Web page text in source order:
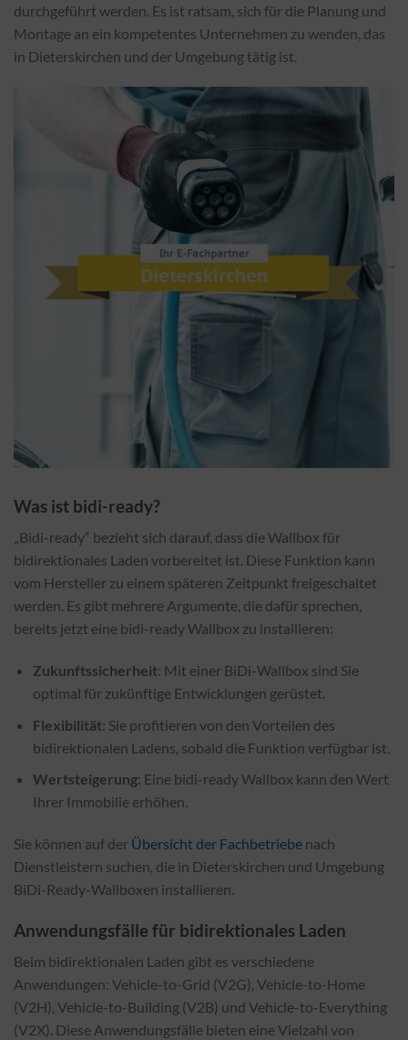
durchgeführt werden. Es ist ratsam, sich für die Planung und
Montage an ein kompetentes Unternehmen zu wenden, das
in Dieterskirchen und der Umgebung tätig ist.
Was ist bidi-ready?
„Bidi-ready“ bezieht sich darauf, dass die Wallbox für
bidirektionales Laden vorbereitet ist. Diese Funktion kann
vom Hersteller zu einem späteren Zeitpunkt freigeschaltet
werden. Es gibt mehrere Argumente, die dafür sprechen,
bereits jetzt eine bidi-ready Wallbox zu installieren:
Zukunftssicherheit: Mit einer BiDi-Wallbox sind Sie
optimal für zukünftige Entwicklungen gerüstet.
Flexibilität: Sie profitieren von den Vorteilen des
bidirektionalen Ladens, sobald die Funktion verfügbar ist.
Wertsteigerung: Eine bidi-ready Wallbox kann den Wert
Ihrer Immobilie erhöhen.
Sie können auf der Übersicht der Fachbetriebe nach
Dienstleistern suchen, die in Dieterskirchen und Umgebung
BiDi-Ready-Wallboxen installieren.
Anwendungsfälle für bidirektionales Laden
Beim bidirektionalen Laden gibt es verschiedene
Anwendungen: Vehicle-to-Grid (V2G), Vehicle-to-Home
(V2H), Vehicle-to-Building (V2B) und Vehicle-to-Everything
(V2X). Diese Anwendungsfälle bieten eine Vielzahl von